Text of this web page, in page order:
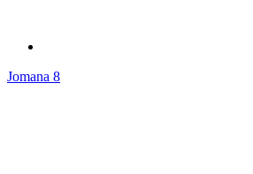
Jomana 8